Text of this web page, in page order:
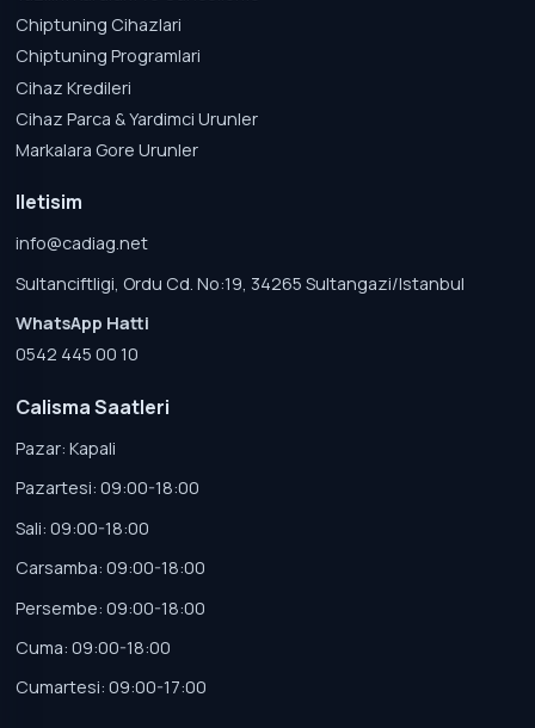
Chiptuning Cihazlari
Chiptuning Programlari
Cihaz Kredileri
Cihaz Parca & Yardimci Urunler
Markalara Gore Urunler
Iletisim
info@cadiag.net
Sultanciftligi, Ordu Cd. No:19, 34265 Sultangazi/Istanbul
WhatsApp Hatti
0542 445 00 10
Calisma Saatleri
Pazar: Kapali
Pazartesi: 09:00-18:00
Sali: 09:00-18:00
Carsamba: 09:00-18:00
Persembe: 09:00-18:00
Cuma: 09:00-18:00
Cumartesi: 09:00-17:00